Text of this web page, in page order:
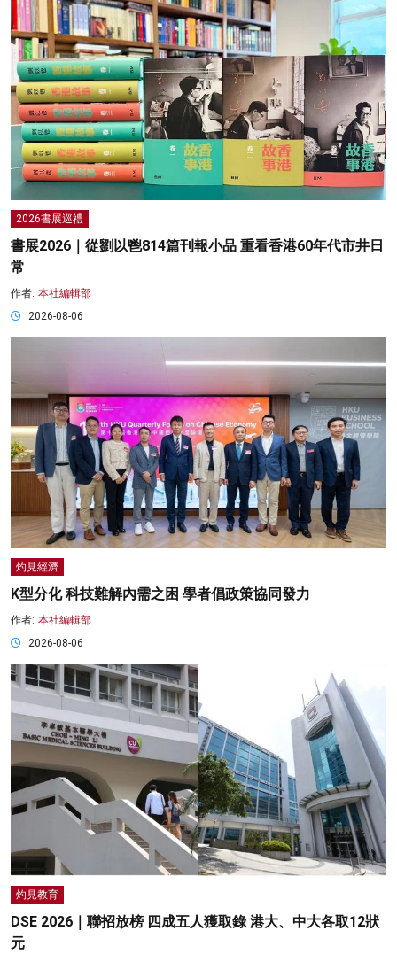
2026書展巡禮
書展2026｜從劉以鬯814篇刊報小品 重看香港60年代市井日
常
作者: 本社編輯部
2026-08-06
灼見經濟
K型分化 科技難解內需之困 學者倡政策協同發力
作者: 本社編輯部
2026-08-06
灼見教育
DSE 2026｜聯招放榜 四成五人獲取錄 港大、中大各取12狀
元